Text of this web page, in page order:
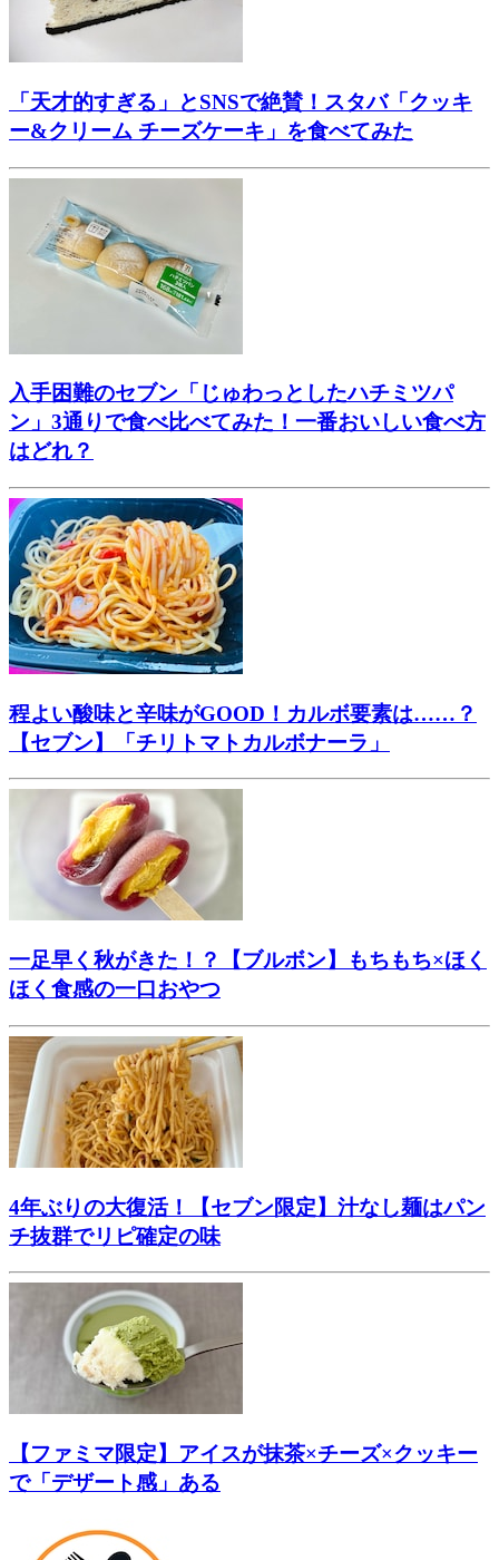
「天才的すぎる」とSNSで絶賛！スタバ「クッキ
ー&クリーム チーズケーキ」を食べてみた
入手困難のセブン「じゅわっとしたハチミツパ
ン」3通りで食べ比べてみた！一番おいしい食べ方
はどれ？
程よい酸味と辛味がGOOD！カルボ要素は……？
【セブン】「チリトマトカルボナーラ」
一足早く秋がきた！？【ブルボン】もちもち×ほく
ほく食感の一口おやつ
4年ぶりの大復活！【セブン限定】汁なし麺はパン
チ抜群でリピ確定の味
【ファミマ限定】アイスが抹茶×チーズ×クッキー
で「デザート感」ある